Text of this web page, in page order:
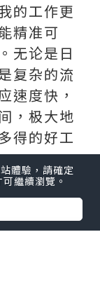
的工作更
精准可
无论是日
复杂的流
速度快，
，极大地
得的好工
體驗，請確定
可繼續瀏覽。